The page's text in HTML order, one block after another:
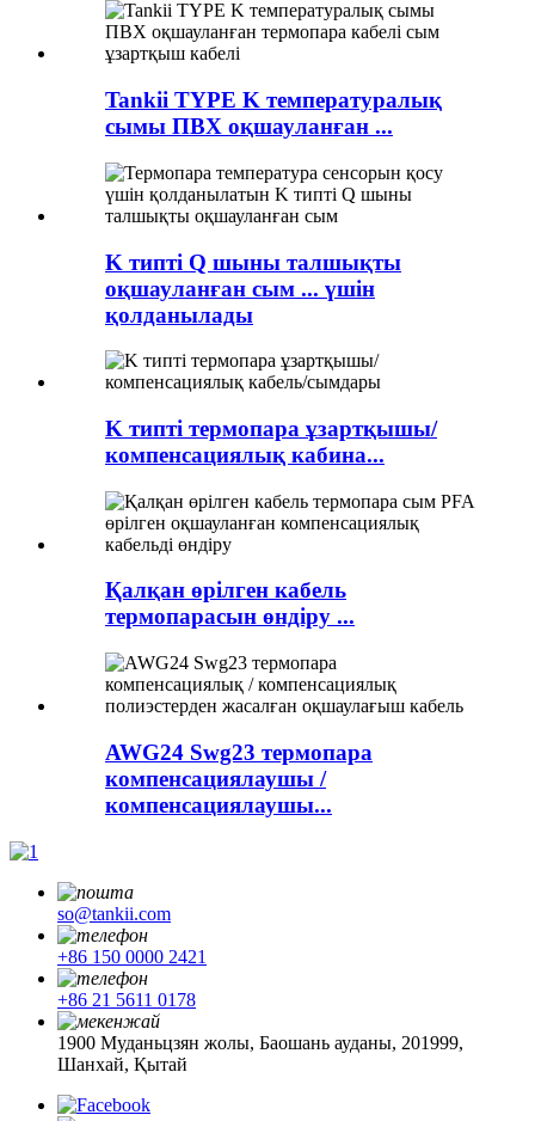
Tankii TYPE K температуралық
сымы ПВХ оқшауланған ...
K типті Q шыны талшықты
оқшауланған сым ... үшін
қолданылады
K типті термопара ұзартқышы/
компенсациялық кабина...
Қалқан өрілген кабель
термопарасын өндіру ...
AWG24 Swg23 термопара
компенсациялаушы /
компенсациялаушы...
so@tankii.com
+86 150 0000 2421
+86 21 5611 0178
1900 Муданьцзян жолы, Баошань ауданы, 201999,
Шанхай, Қытай